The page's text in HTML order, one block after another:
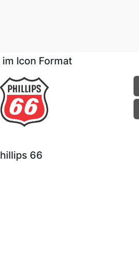
Icon Format
66